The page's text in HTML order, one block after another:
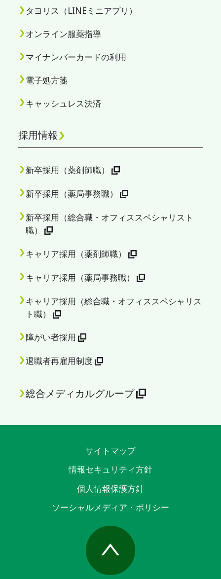
タヨリス（LINEミニアプリ）
オンライン服薬指導
マイナンバーカードの利用
電子処方箋
キャッシュレス決済
採用情報
新卒採用（薬剤師職）
新卒採用（薬局事務職）
新卒採用（総合職・オフィススペシャリスト
職）
キャリア採用（薬剤師職）
キャリア採用（薬局事務職）
キャリア採用（総合職・オフィススペシャリス
ト職）
障がい者採用
退職者再雇用制度
総合メディカルグループ
サイトマップ
情報セキュリティ方針
個人情報保護方針
ソーシャルメディア・ポリシー